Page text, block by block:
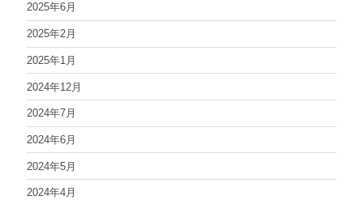
2025年6月
2025年2月
2025年1月
2024年12月
2024年7月
2024年6月
2024年5月
2024年4月